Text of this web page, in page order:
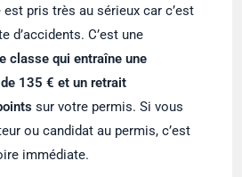
pris très au sérieux car c’est
d’accidents. C’est une
classe qui entraîne une
135 € et un retrait
sur votre permis. Si vous
ou candidat au permis, c’est
immédiate.